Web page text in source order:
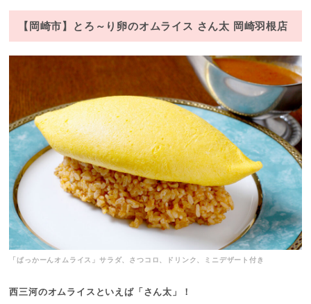
【岡崎市】とろ～り卵のオムライス さん太 岡崎羽根店
「ぱっかーんオムライス」サラダ、さつコロ、ドリンク、ミニデザート付き
西三河のオムライスといえば「さん太」！